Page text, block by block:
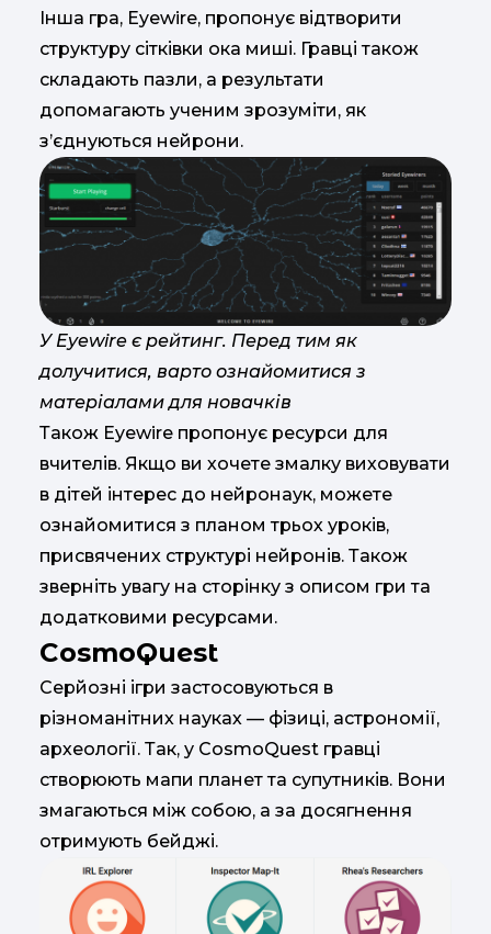
Інша гра, Eyewire, пропонує відтворити
структуру сітківки ока миші. Гравці також
складають пазли, а результати
допомагають ученим зрозуміти, як
з’єднуються нейрони.
У Eyewire є рейтинг. Перед тим як
долучитися, варто ознайомитися з
матеріалами для новачків
Також Eyewire пропонує ресурси для
вчителів. Якщо ви хочете змалку виховувати
в дітей інтерес до нейронаук, можете
ознайомитися з планом трьох уроків,
присвячених структурі нейронів. Також
зверніть увагу на сторінку з описом гри та
додатковими ресурсами.
CosmoQuest
Серйозні ігри застосовуються в
різноманітних науках — фізиці, астрономії,
археології. Так, у CosmoQuest гравці
створюють мапи планет та супутників. Вони
змагаються між собою, а за досягнення
отримують бейджі.